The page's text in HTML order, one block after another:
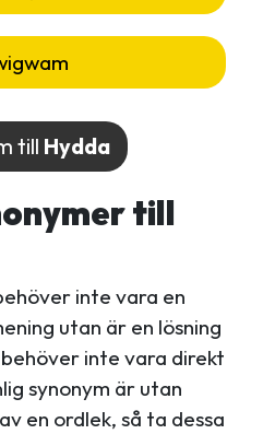
till Hydda
till
inte vara en
utan är en lösning
inte vara direkt
synonym är utan
en ordlek, så ta dessa